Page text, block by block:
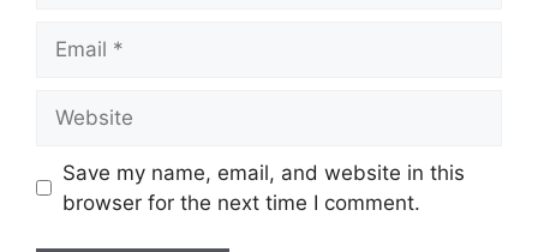
Save my name, email, and website in this
browser for the next time I comment.